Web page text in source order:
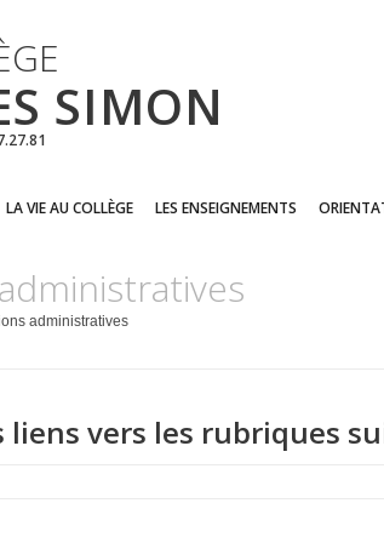
SIMON
LA VIE AU COLLÈGE LES ENSEIGNEMENTS
administratives
liens vers les rubriques